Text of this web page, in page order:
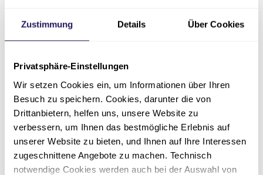
Zustimmung Details Über Cookies
Privatsphäre-Einstellungen
Wir setzen Cookies ein, um Informationen über Ihren
Besuch zu speichern. Cookies, darunter die von
Drittanbietern, helfen uns, unsere Website zu
verbessern, um Ihnen das bestmögliche Erlebnis auf
unserer Website zu bieten, und Ihnen auf Ihre Interessen
zugeschnittene Angebote zu machen. Technisch
notwendige Cookies werden auch bei der Auswahl von
gelungen ist (der hohe Anspruch ist der Kern
des Zertifizierungsprozesses).
Zertifizierung nach DIN EN ISO
9001
Die Klinik Amsee ist erfolgreich nach dem
Managementsystem DIN EN ISO 9001:2015
zertifiziert.